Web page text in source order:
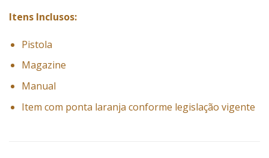
Itens Inclusos:
Pistola
Magazine
Manual
Item com ponta laranja conforme legislação vigente